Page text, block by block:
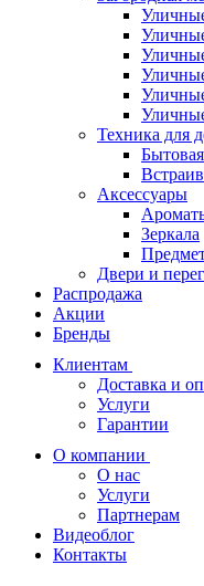
Техника для
Аксессуары
Зеркала
Двери и
Распродажа
Акции
Бренды
Клиентам
Доставка и
Услуги
Гарантии
О компании
О нас
Услуги
Партнерам
Видеоблог
Контакты